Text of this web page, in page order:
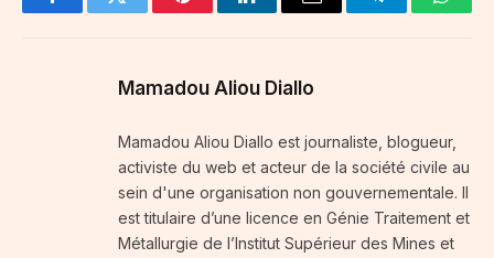
FacebookTwitter PinterestLinkedInEmail Telegram
Mamadou Aliou Diallo
Mamadou Aliou Diallo est journaliste, blogueur,
activiste du web et acteur de la société civile au
sein d'une organisation non gouvernementale. Il
est titulaire d’une licence en Génie Traitement et
Métallurgie de l’Institut Supérieur des Mines et